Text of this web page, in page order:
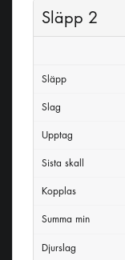
Släpp 2
Släpp
Slag
Upptag
Sista skall
Kopplas
Summa min
Djurslag